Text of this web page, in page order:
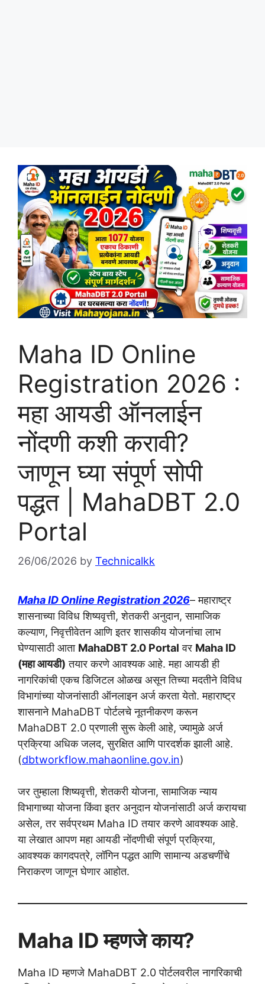
Maha ID Online
Registration 2026 :
महा आयडी ऑनलाईन
नोंदणी कशी करावी?
जाणून घ्या संपूर्ण सोपी
पद्धत | MahaDBT 2.0
Portal
26/06/2026 by Technicalkk
Maha ID Online Registration 2026– महाराष्ट्र
शासनाच्या विविध शिष्यवृत्ती, शेतकरी अनुदान, सामाजिक
कल्याण, निवृत्तीवेतन आणि इतर शासकीय योजनांचा लाभ
घेण्यासाठी आता MahaDBT 2.0 Portal वर Maha ID
(महा आयडी) तयार करणे आवश्यक आहे. महा आयडी ही
नागरिकांची एकच डिजिटल ओळख असून तिच्या मदतीने विविध
विभागांच्या योजनांसाठी ऑनलाइन अर्ज करता येतो. महाराष्ट्र
शासनाने MahaDBT पोर्टलचे नूतनीकरण करून
MahaDBT 2.0 प्रणाली सुरू केली आहे, ज्यामुळे अर्ज
प्रक्रिया अधिक जलद, सुरक्षित आणि पारदर्शक झाली आहे.
(dbtworkflow.mahaonline.gov.in)
जर तुम्हाला शिष्यवृत्ती, शेतकरी योजना, सामाजिक न्याय
विभागाच्या योजना किंवा इतर अनुदान योजनांसाठी अर्ज करायचा
असेल, तर सर्वप्रथम Maha ID तयार करणे आवश्यक आहे.
या लेखात आपण महा आयडी नोंदणीची संपूर्ण प्रक्रिया,
आवश्यक कागदपत्रे, लॉगिन पद्धत आणि सामान्य अडचणींचे
निराकरण जाणून घेणार आहोत.
Maha ID म्हणजे काय?
Maha ID म्हणजे MahaDBT 2.0 पोर्टलवरील नागरिकाची